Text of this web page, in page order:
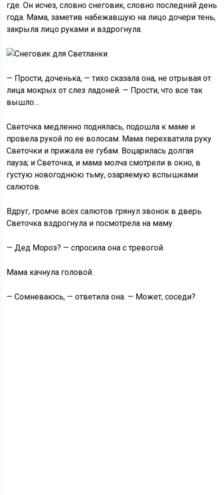
где. Он исчез, словно снеговик, словно последний день
года. Мама, заметив набежавшую на лицо дочери тень,
закрыла лицо руками и вздрогнула.
— Прости, доченька, — тихо сказала она, не отрывая от
лица мокрых от слез ладоней. — Прости, что все так
вышло…
Светочка медленно поднялась, подошла к маме и
провела рукой по ее волосам. Мама перехватила руку
Светочки и прижала ее губам. Воцарилась долгая
пауза; и Светочка, и мама молча смотрели в окно, в
густую новогоднюю тьму, озаряемую вспышками
салютов.
Вдруг, громче всех салютов грянул звонок в дверь.
Светочка вздрогнула и посмотрела на маму.
— Дед Мороз? — спросила она с тревогой.
Мама качнула головой.
— Сомневаюсь, — ответила она. — Может, соседи?